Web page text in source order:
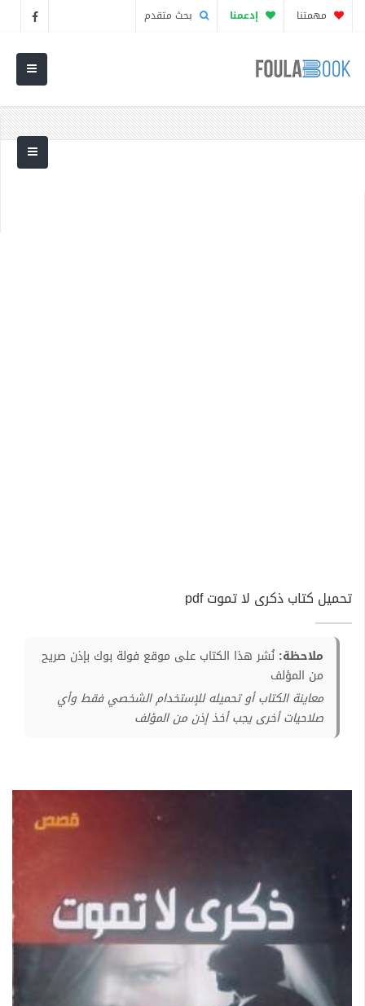
مهمتنا إدعمنا بحث متقدم
تحميل كتاب ذكرى لا تموت pdf
ملاحظة: نُشر هذا الكتاب على موقع فولة بوك بإذن صريح
من المؤلف
معاينة الكتاب أو تحميله للإستخدام الشخصي فقط وأي
صلاحيات أخرى يجب أخذ إذن من المؤلف